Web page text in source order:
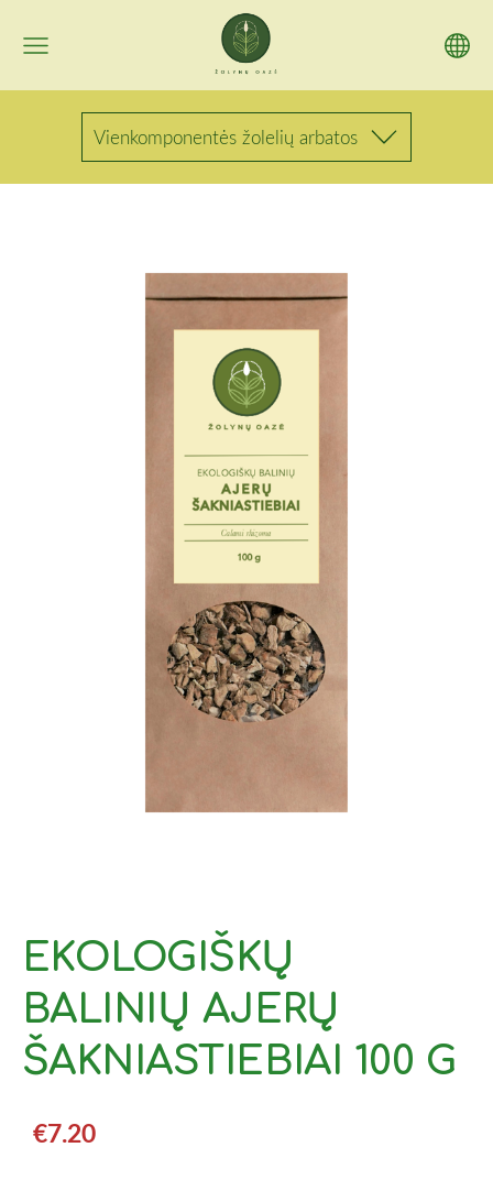
Vienkomponentės žolelių arbatos
EKOLOGIŠKŲ
BALINIŲ AJERŲ
ŠAKNIASTIEBIAI 100 G
€7.20